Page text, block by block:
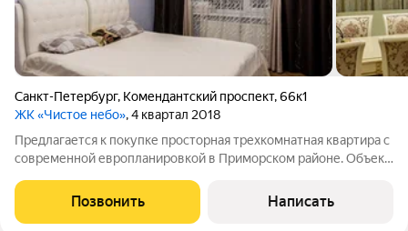
Санкт-Петербург, Комендантский проспект,66к1
ЖК «Чистое небо», 4 квартал 2018
Предлагается к покупке просторная трехкомнатная квартира с
современной европланировкой в Приморском районе. Объект
Прямая продажа, без использования материнского капитала,
долей несовершеннолетних
Позвонить Написать